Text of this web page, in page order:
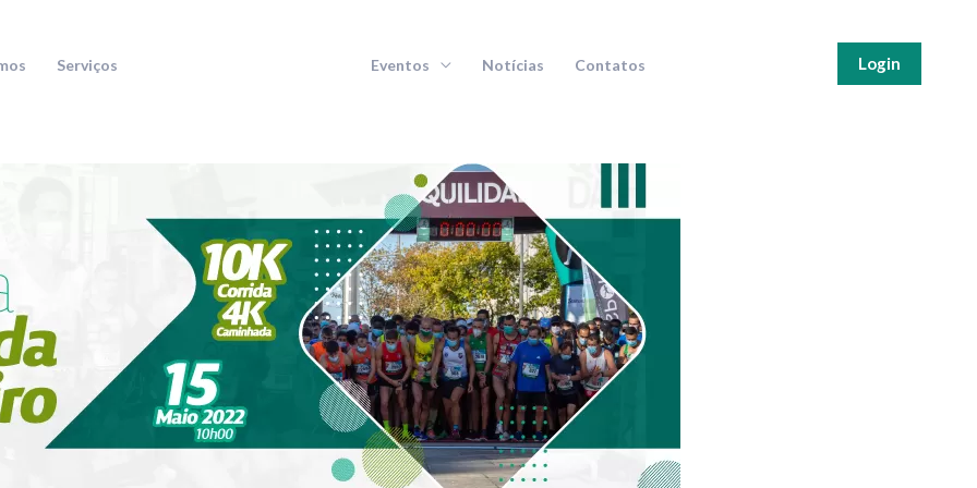
Serviços Eventos Notícias Contatos Login